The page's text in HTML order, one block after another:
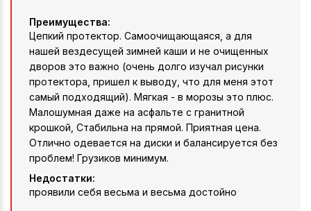
Преимущества:
Цепкий протектор. Самоочищающаяся, а для
нашей вездесущей зимней каши и не очищенных
дворов это важно (очень долго изучал рисунки
протектора, пришел к выводу, что для меня этот
самый подходящий). Мягкая - в морозы это плюс.
Малошумная даже на асфальте с гранитной
крошкой, Стабильна на прямой. Приятная цена.
Отлично одевается на диски и балансируется без
проблем! Грузиков минимум.
Недостатки:
проявили себя весьма и весьма достойно